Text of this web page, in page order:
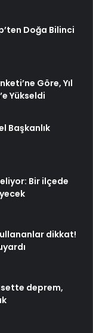
Doğa Bilinci
Göre, Yıl
Yükseldi
Başkanlık
Bir ilçede
dikkat!
deprem,